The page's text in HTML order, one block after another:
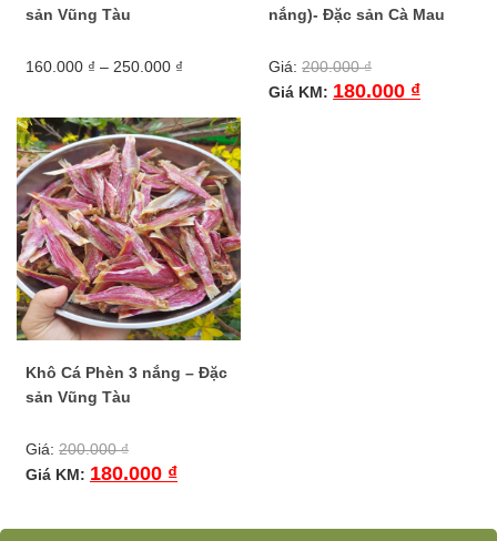
sản Vũng Tàu
160.000 ₫ – 250.000 ₫
160.000 ₫
đến
250.000 ₫
phẩm
này
có
nhiều
biến
thể.
Các
tùy
chọn
có
thể
chọn
trên
sản
phẩm
nắng)- Đặc sản Cà Mau
Giá:200.000₫
Giá KM: 180.000 ₫
Khô Cá Phèn 3 nắng – Đặc
sản Vũng Tàu
Giá: 200.000₫
Giá KM: 180.000 ₫